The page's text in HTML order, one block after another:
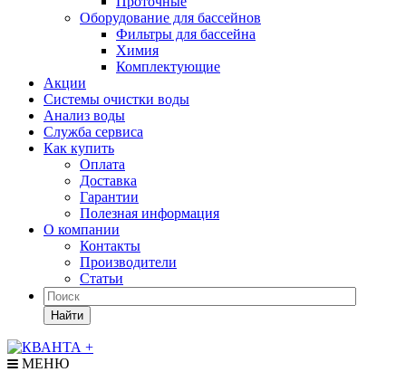
Оборудование для бассейнов
Фильтры для бассейна
Химия
Комплектующие
Акции
Системы очистки воды
Анализ воды
Служба сервиса
Как купить
Оплата
Доставка
Гарантии
Полезная информация
О компании
Контакты
Производители
Статьи
Найти
МЕНЮ